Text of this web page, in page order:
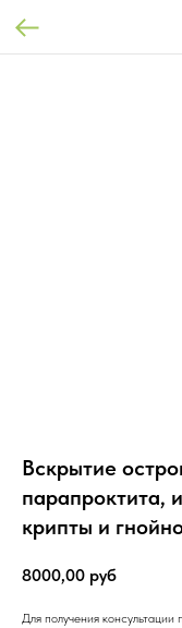
Вскрытие
парапроктита,
крипты и
8000,00 руб
Для получения